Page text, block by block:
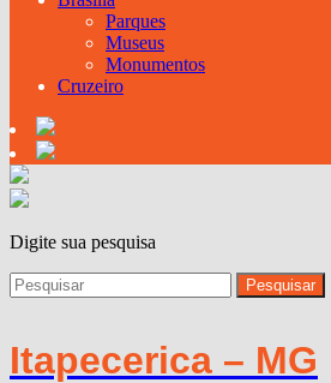
Parques
Museus
Monumentos
Cruzeiro
Digite sua pesquisa
Itapecerica – MG